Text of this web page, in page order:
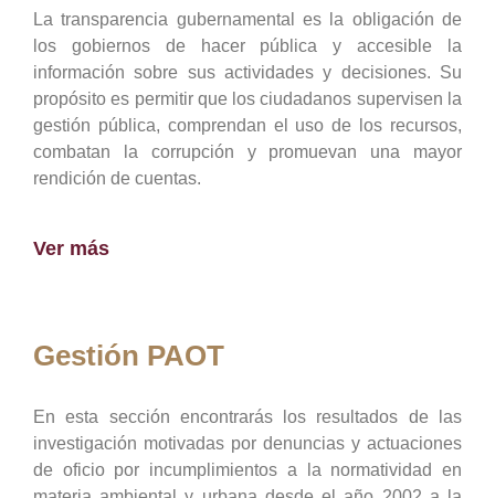
La transparencia gubernamental es la obligación de
los gobiernos de hacer pública y accesible la
información sobre sus actividades y decisiones. Su
propósito es permitir que los ciudadanos supervisen la
gestión pública, comprendan el uso de los recursos,
combatan la corrupción y promuevan una mayor
rendición de cuentas.
Ver más
Gestión PAOT
En esta sección encontrarás los resultados de las
investigación motivadas por denuncias y actuaciones
de oficio por incumplimientos a la normatividad en